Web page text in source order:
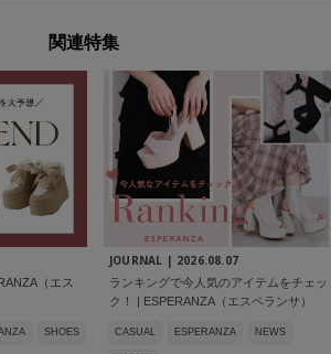
関連特集
（エス
SHOES
JOURNAL | 2026.08.07
ランキングで今人気のアイテムをチェッ
ク！ | ESPERANZA（エスペランサ）
CASUAL ESPERANZA NEWS